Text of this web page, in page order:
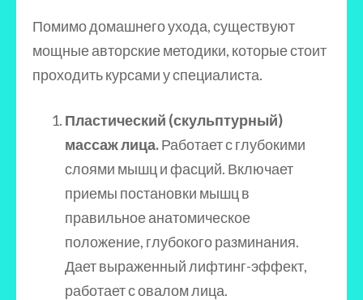
Помимо домашнего ухода, существуют
мощные авторские методики, которые стоит
проходить курсами у специалиста.
Пластический (скульптурный)
массаж лица.Работает с глубокими
слоями мышц и фасций. Включает
приемы постановки мышц в
правильное анатомическое
положение, глубокого разминания.
Дает выраженный лифтинг-эффект,
работает с овалом лица.